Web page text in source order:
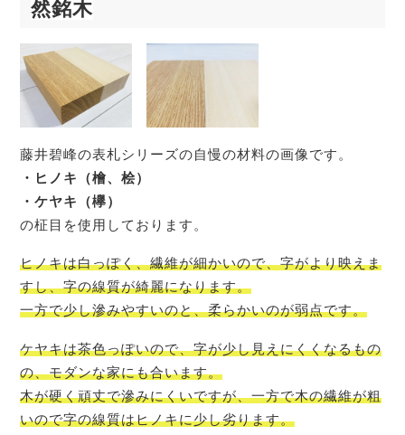
然銘木
藤井碧峰の表札シリーズの自慢の材料の画像です。
・ヒノキ（檜、桧）
・ケヤキ（欅）
の柾目を使用しております。
ヒノキは白っぽく、繊維が細かいので、字がより映えま
すし、字の線質が綺麗になります。
一方で少し滲みやすいのと、柔らかいのが弱点です。
ケヤキは茶色っぽいので、字が少し見えにくくなるもの
の、モダンな家にも合います。
木が硬く頑丈で滲みにくいですが、一方で木の繊維が粗
いので字の線質はヒノキに少し劣ります。